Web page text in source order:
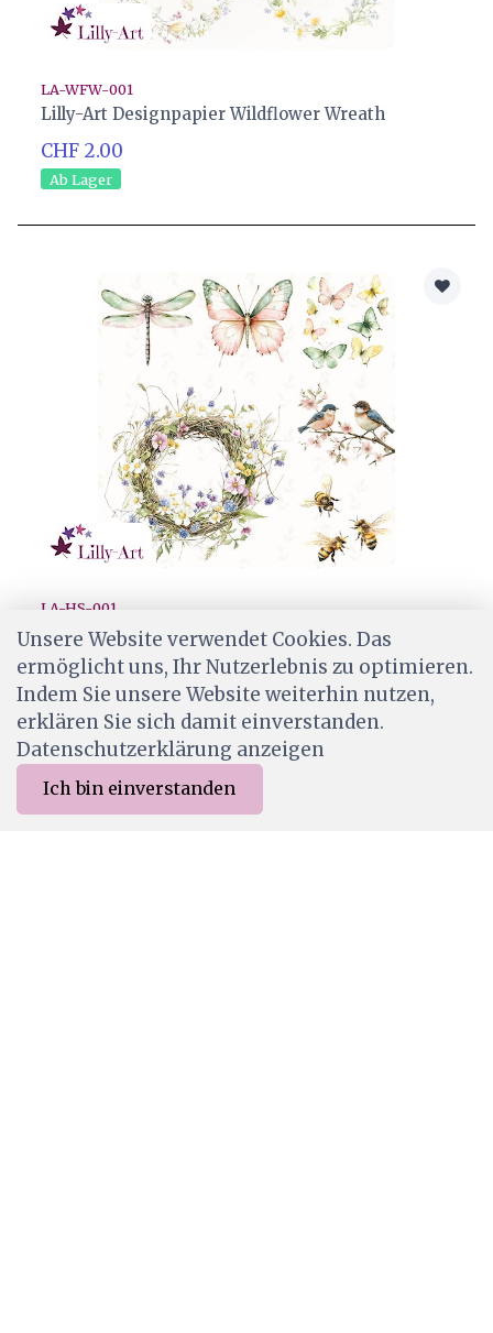
Merkliste Menu
LA-WFW-001
Lilly-Art Designpapier Wildflower Wreath
CHF 2.00
Ab Lager
LA-HS-001
Lilly-Art Designpapier Happy Spring
CHF 2.00
Ab Lager
Unsere Website verwendet Cookies. Das
ermöglicht uns, Ihr Nutzerlebnis zu optimieren.
Indem Sie unsere Website weiterhin nutzen,
erklären Sie sich damit einverstanden.
Datenschutzerklärung anzeigen
Ich bin einverstanden